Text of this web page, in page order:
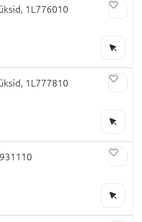
1L776010
1L777810